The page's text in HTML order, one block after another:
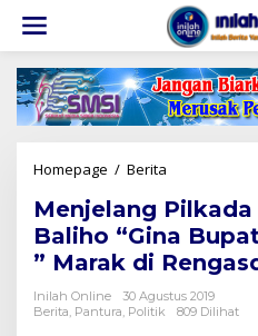
konten
Homepage / Berita
Karawang,
Baliho
"Gina
Bupati
Karawang
2020
Menjelang
Baliho “Gina
” Marak di
Inilah Online
30 Agustus 2019
Berita Pantura Politik 809 Dilihat